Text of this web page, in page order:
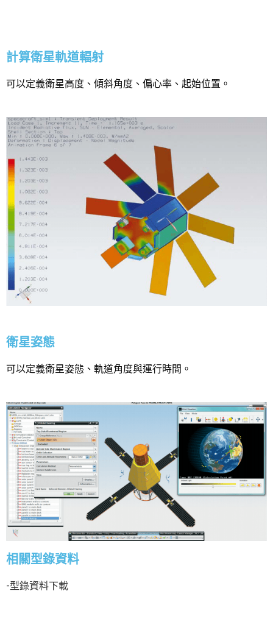
計算衛星軌道輻射
可以定義衛星高度、傾斜角度、偏心率、起始位置。
衛星姿態
可以定義衛星姿態、軌道角度與運行時間。
相關型錄資料
-型錄資料下載